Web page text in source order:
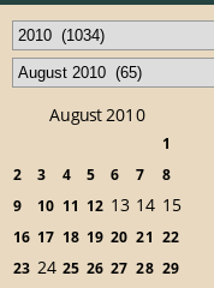
August 2010
1
2 3 4 5 6 7
8
9
10 11 12 13 14 15
16 17 18 19 20 21 22
23 24 25 26 27 28 29